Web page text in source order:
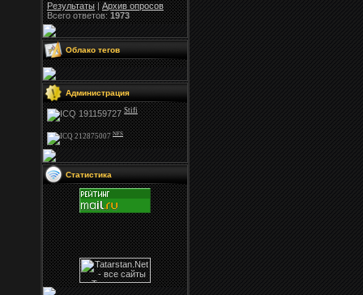
Результаты|Архив опросов
Всего ответов:1973
Облако тегов
Администрация
Stifi
NFS
Статистика